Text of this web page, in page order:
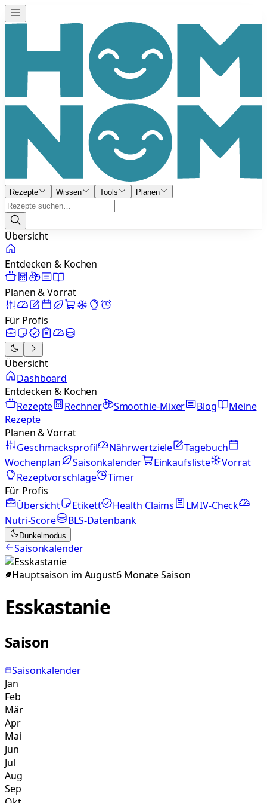
Rezepte Wissen Tools Planen
Übersicht
Entdecken & Kochen
Planen & Vorrat
Für Profis
Übersicht
Dashboard
Entdecken & Kochen
Rezepte
Rechner Smoothie-Mixer Blog
Meine
Rezepte
Planen & Vorrat
Geschmacksprofil
Nährwertziele
Tagebuch
Wochenplan
Saisonkalender Einkaufsliste
Vorrat
Rezeptvorschläge
Timer
Für Profis
Übersicht
Etikett Health Claims
LMIV-Check
Nutri-Score
BLS-Datenbank
Dunkelmodus
Saisonkalender
Hauptsaison im August6 MonateSaison
Esskastanie
Saison
Saisonkalender
Jan
Feb
Mär
Apr
Mai
Jun
Jul
Aug
Sep